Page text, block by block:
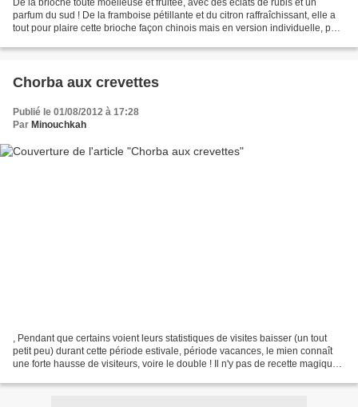
parfum du sud ! De la framboise pétillante et du citron raffraîchissant, elle a
tout pour plaire cette brioche façon chinois mais en version individuelle, par
Chorba aux crevettes
Publié le 01/08/2012 à 17:28
Par Minouchkah
, Pendant que certains voient leurs statistiques de visites baisser (un tout
petit peu) durant cette période estivale, période vacances, le mien connaît
une forte hausse de visiteurs, voire le double ! Il n'y pas de recette magique